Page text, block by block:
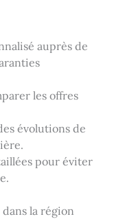
auprès de
les offres
évolutions de
pour éviter
la région